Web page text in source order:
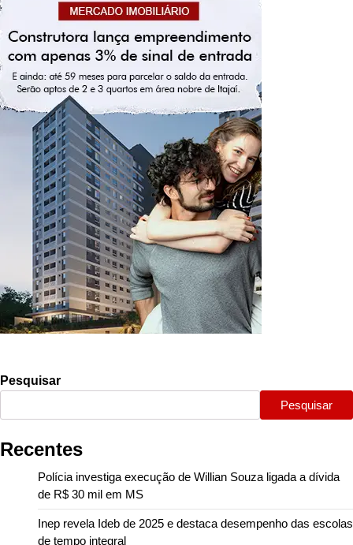
Pesquisar
Pesquisar
Recentes
Polícia investiga execução de Willian Souza ligada a dívida
de R$ 30 mil em MS
Inep revela Ideb de 2025 e destaca desempenho das escolas
de tempo integral